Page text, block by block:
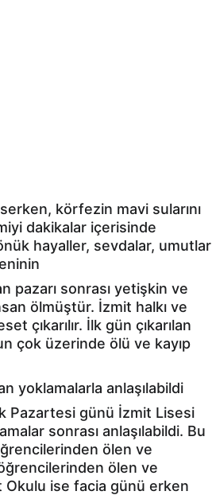
körfezin mavi sularını
dakikalar içerisinde
hayaller, sevdalar, umutlar
pazarı sonrası yetişkin ve
ölmüştür. İzmit halkı ve
çıkarılır. İlk gün çıkarılan
çok üzerinde ölü ve kayıp
yoklamalarla anlaşılabildi
Pazartesi günü İzmit Lisesi
sonrası anlaşılabildi. Bu
ölen ve
ölen ve
Okulu ise facia günü erken